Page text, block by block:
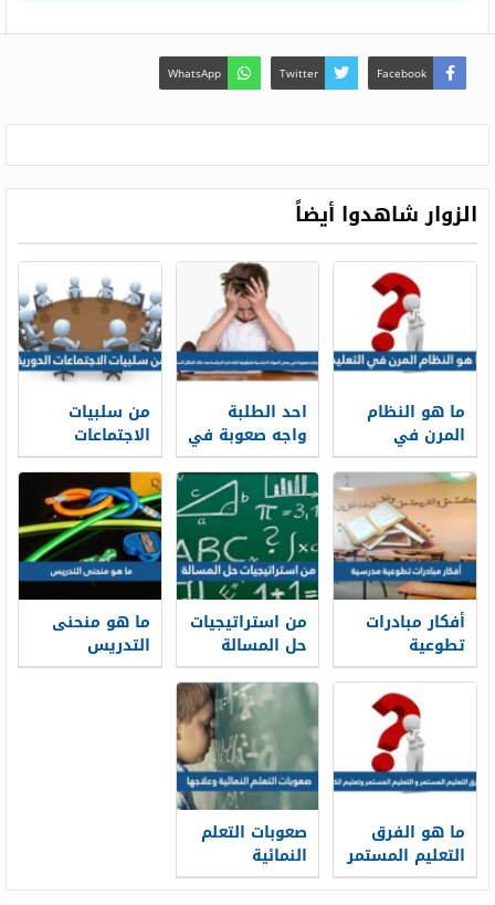
Facebook
Twitter
WhatsApp
الزوار شاهدوا أيضاً
ما هو النظام
المرن في
التعليم
احد الطلبة
واجه صعوبة في
بعض المواد
الدراسية
فتجاوزها لكنه
كره الدراسة
بعد ذلك المثال
السابق يمثل
من سلبيات
الاجتماعات
الدورية
أفكار مبادرات
تطوعية
مدرسية
من استراتيجيات
حل المسالة
ما هو منحنى
التدريس
ما هو الفرق
التعليم المستمر
و التعليم
صعوبات التعلم
النمائية
وعلاجها